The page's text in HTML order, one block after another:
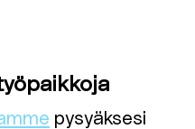
pysyäksesi